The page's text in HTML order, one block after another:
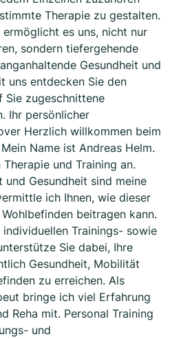
Therapie zu gestalten.
es uns, nicht nur
sondern tiefergehende
Gesundheit und
uns entdecken Sie den
Sie zugeschnittene
Ihr persönlicher
Herzlich willkommen beim
Name ist Andreas Helm.
und Training an.
und Gesundheit sind meine
ich Ihnen, wie dieser
beitragen kann.
Trainings- sowie
Sie dabei, Ihre
Gesundheit, Mobilität
zu erreichen. Als
bringe ich viel Erfahrung
Reha mit. Personal Training
und